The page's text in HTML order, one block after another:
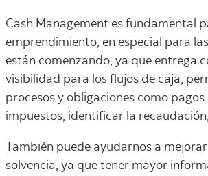
Cash Management es fundamental
emprendimiento, en especial para
están comenzando, ya que entrega
visibilidad para los flujos de caja,
procesos y obligaciones como pagos
impuestos, identificar la
También puede ayudarnos a
solvencia, ya que tener mayor